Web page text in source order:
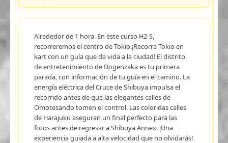
Alrededor de 1 hora. En este curso H2-S,
recorreremos el centro de Tokio.¡Recorre Tokio en
kart con un guía que da vida a la ciudad! El distrito
de entretenimiento de Dogenzaka es tu primera
parada, con información de tu guía en el camino. La
energía eléctrica del Cruce de Shibuya impulsa el
recorrido antes de que las elegantes calles de
Omotesando tomen el control. Las coloridas calles
de Harajuku aseguran un final perfecto para las
fotos antes de regresar a Shibuya Annex. ¡Una
experiencia guiada a alta velocidad que no olvidarás!